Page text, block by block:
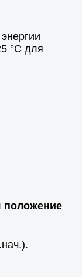
°C для
положение